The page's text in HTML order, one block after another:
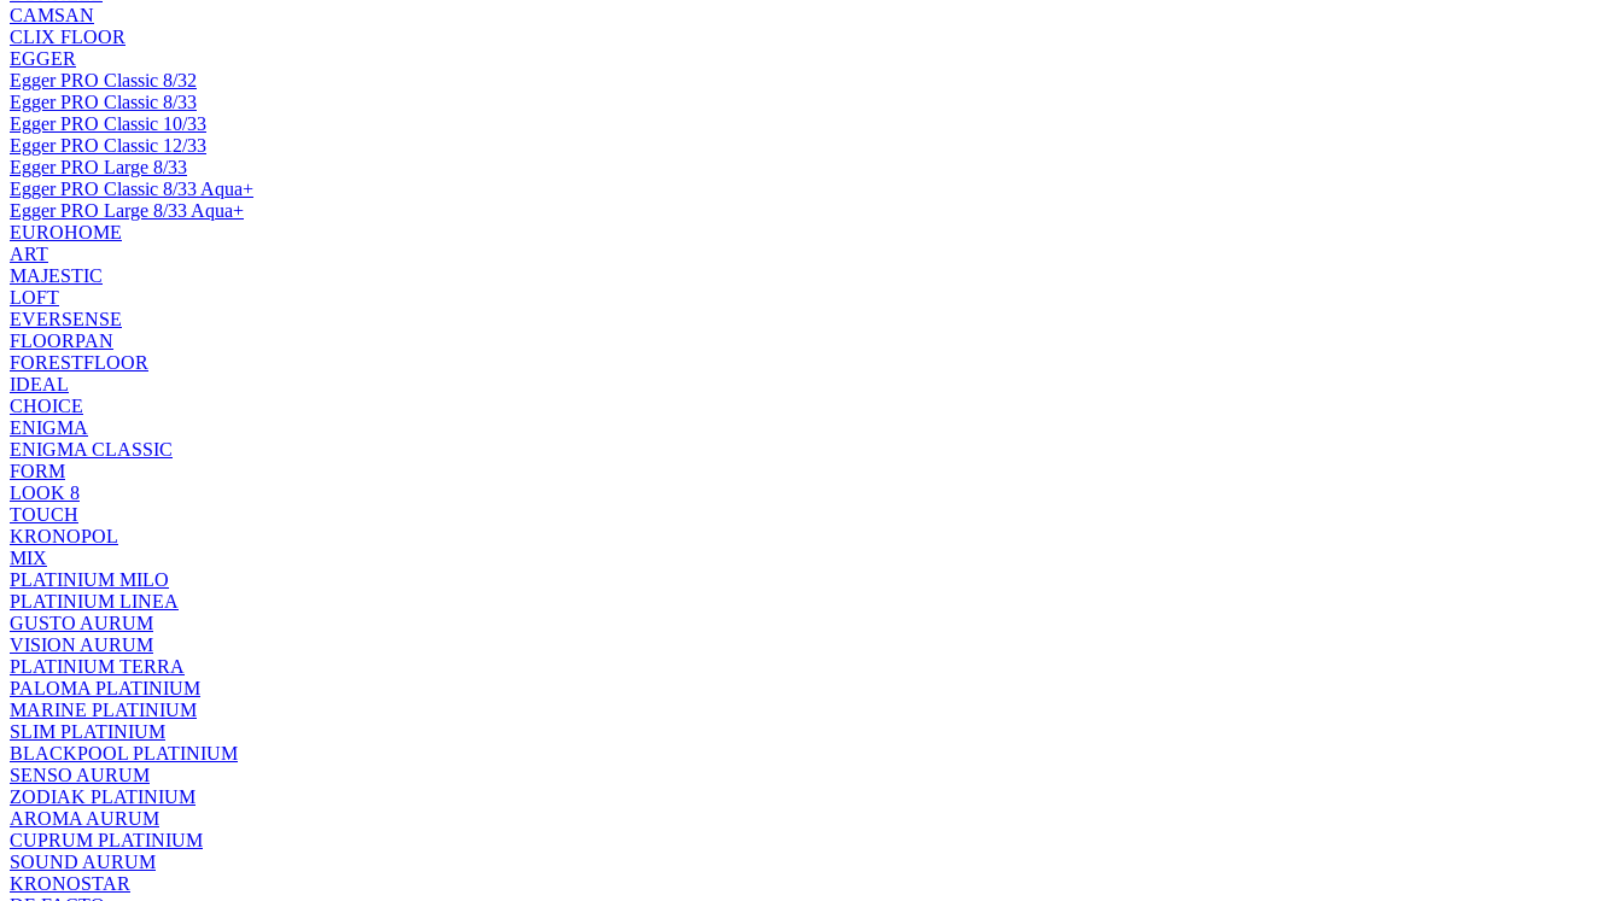
CAMSAN
CLIX FLOOR
EGGER
Egger PRO Classic 8/32
Egger PRO Classic 8/33
Egger PRO Classic 10/33
Egger PRO Classic 12/33
Egger PRO Large 8/33
Egger PRO Classic 8/33 Aqua+
Egger PRO Large 8/33 Aqua+
EUROHOME
ART
MAJESTIC
LOFT
EVERSENSE
FLOORPAN
FORESTFLOOR
IDEAL
CHOICE
ENIGMA
ENIGMA CLASSIC
FORM
LOOK 8
TOUCH
KRONOPOL
MIX
PLATINIUM MILO
PLATINIUM LINEA
GUSTO AURUM
VISION AURUM
PLATINIUM TERRA
PALOMA PLATINIUM
MARINE PLATINIUM
SLIM PLATINIUM
BLACKPOOL PLATINIUM
SENSO AURUM
ZODIAK PLATINIUM
AROMA AURUM
CUPRUM PLATINIUM
SOUND AURUM
KRONOSTAR